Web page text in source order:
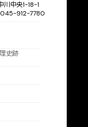
中央1-18-1
912-7780
史跡